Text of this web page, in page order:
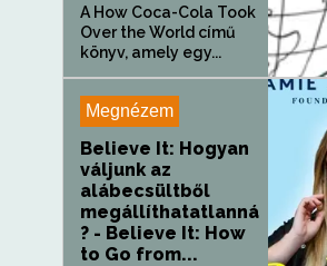
A How Coca-Cola Took
Over the World című
könyv, amely egy...
Megnézem
Believe It: Hogyan
váljunk az
alábecsültből
megállíthatatlanná
? - Believe It: How
to Go from...